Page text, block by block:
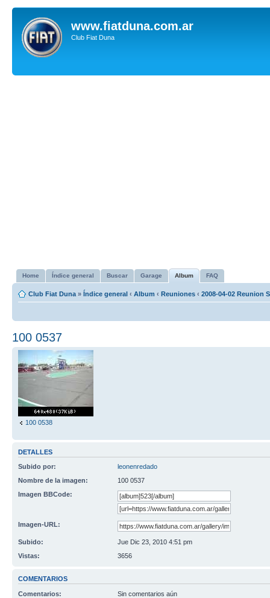
www.fiatduna.com.ar
Club Fiat Duna
Home Índice general Buscar Garage Album FAQ
Club Fiat Duna » Índice general ‹ Album ‹ Reuniones ‹ 2008-04-02 Reunion
100 0537
100 0538
DETALLES
Subido por:
leonenredado
Nombre de la imagen:
100 0537
Imagen BBCode:
Imagen-URL:
Subido:
Jue Dic 23, 2010 4:51 pm
Vistas:
3656
COMENTARIOS
Comentarios: Sin comentarios aún